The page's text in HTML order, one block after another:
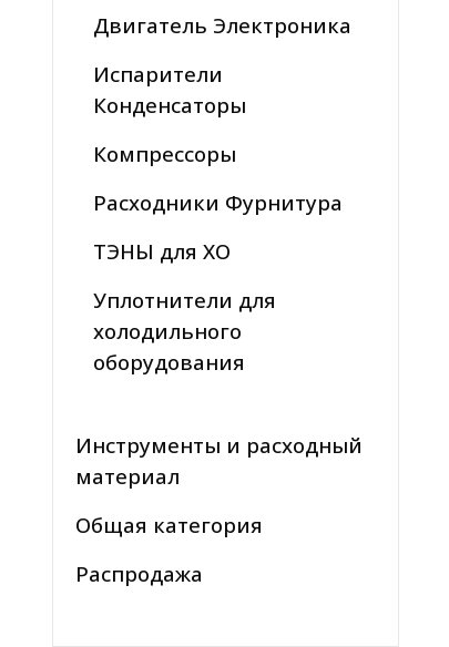
Двигатель Электроника
Испарители
Конденсаторы
Компрессоры
Расходники Фурнитура
ТЭНЫ для ХО
Уплотнители для
холодильного
оборудования
Инструменты и расходный
материал
Общая категория
Распродажа